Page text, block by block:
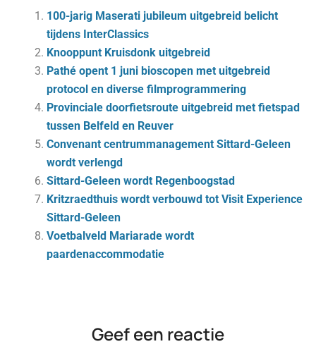
100-jarig Maserati jubileum uitgebreid belicht
tijdens InterClassics
Knooppunt Kruisdonk uitgebreid
Pathé opent 1 juni bioscopen met uitgebreid
protocol en diverse filmprogrammering
Provinciale doorfietsroute uitgebreid met fietspad
tussen Belfeld en Reuver
Convenant centrummanagement Sittard-Geleen
wordt verlengd
Sittard-Geleen wordt Regenboogstad
Kritzraedthuis wordt verbouwd tot Visit Experience
Sittard-Geleen
Voetbalveld Mariarade wordt
paardenaccommodatie
Geef een reactie